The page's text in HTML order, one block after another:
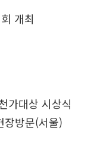
개최
가대상 시상식
장방문(서울)